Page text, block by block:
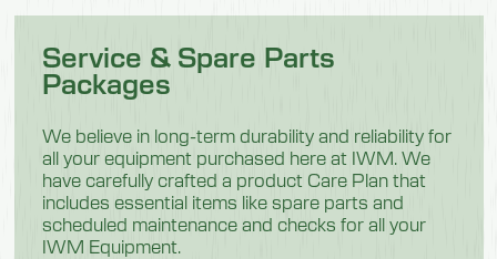
Hauteur
2100 mm
Nombre de casiers
5
Poids
31,5 kilogrammes
Service & Spare Parts
Packages
We believe in long-term durability and reliability for
all your equipment purchased here at IWM. We
have carefully crafted a product Care Plan that
includes essential items like spare parts and
scheduled maintenance and checks for all your
IWM Equipment.